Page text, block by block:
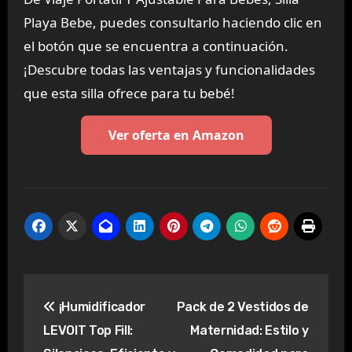
Playa Bebe, puedes consultarlo haciendo clic en
el botón que se encuentra a continuación.
¡Descubre todas las ventajas y funcionalidades
que esta silla ofrece para tu bebé!
Ver oferta en Amazon
de
¡Humidificador
LEVOIT Top Fill:
Pack de 2 Vestidos de
Maternidad: Estilo y